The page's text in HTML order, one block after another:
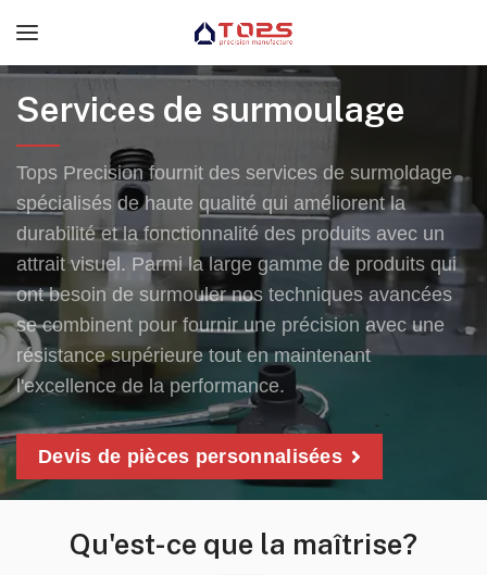
Services de surmoulage
Tops Precision fournit des services de surmoldage
spécialisés de haute qualité qui améliorent la
durabilité et la fonctionnalité des produits avec un
attrait visuel. Parmi la large gamme de produits qui
ont besoin de surmouler nos techniques avancées
se combinent pour fournir une précision avec une
résistance supérieure tout en maintenant
l'excellence de la performance.
Devis de pièces personnalisées
Qu'est-ce que la maîtrise?